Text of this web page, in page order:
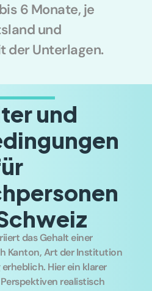
6 Monate, je
und
der Unterlagen.
und
das Gehalt einer
Kanton, Art der Institution
Hier ein klarer
realistisch